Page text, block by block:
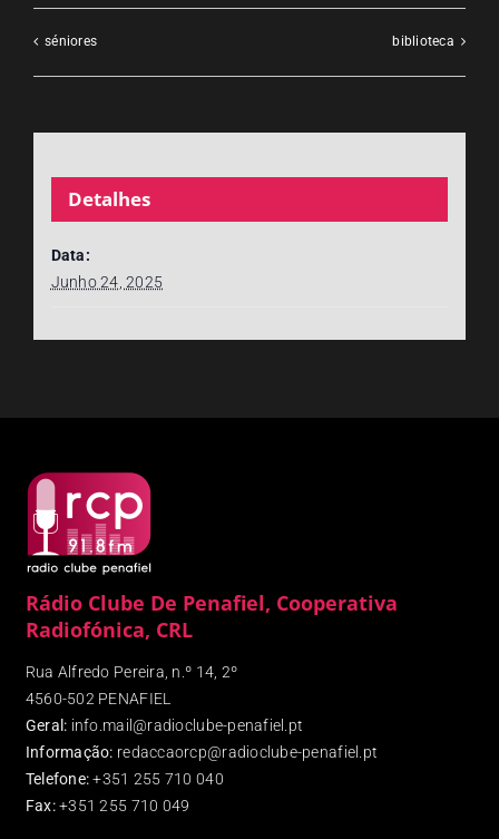
séniores biblioteca
Detalhes
Data:
Junho 24, 2025
Rádio Clube De Penafiel, Cooperativa
Radiofónica, CRL
Rua Alfredo Pereira, n.º 14, 2º
4560-502 PENAFIEL
Geral: info.mail@radioclube-penafiel.pt
Informação: redaccaorcp@radioclube-penafiel.pt
Telefone: +351 255 710 040
Fax:+351 255 710 049